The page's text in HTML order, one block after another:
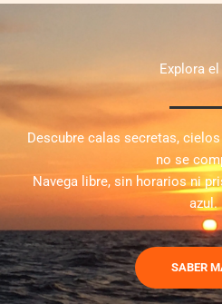
Explora
Descubre calas secretas,
no se
Navega libre, sin horarios ni
azul.
SABER